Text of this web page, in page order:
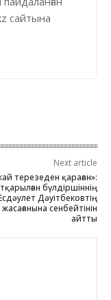
сайтына
Next article
терезеден қараған»:
бүлдіршіннің
Дәуітбековтің
жасағанына сенбейтінін
айтты